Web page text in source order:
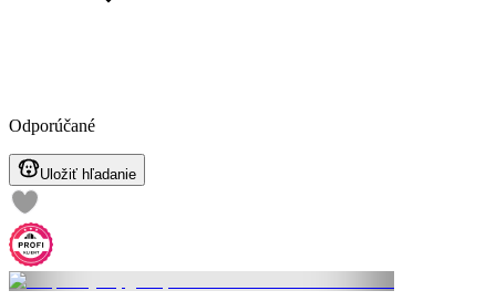
Odporúčané
Uložiť hľadanie